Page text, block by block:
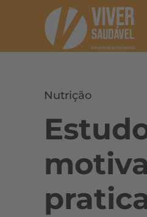
Nutrição